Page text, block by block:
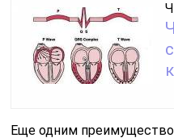
Еще одним